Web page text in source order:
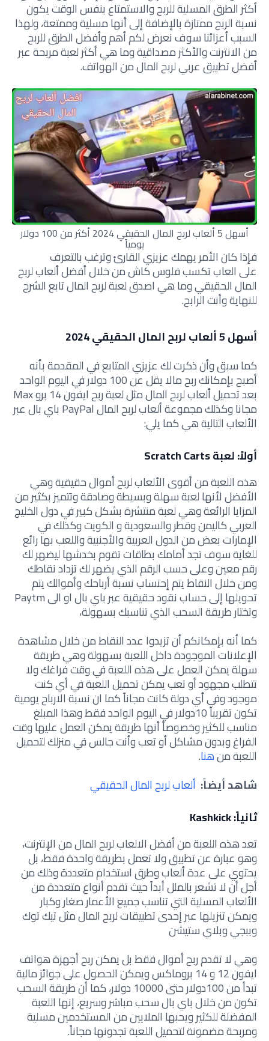
أكثر الطرق المسلية للربح والاستمتاع بنفس الوقت يكون
نسبة الربح ممتازة بالإضافة إلى أنها مسلية وممتعة، ولهذا
السبب أعزائنا سوف نعرض لكم أهم وأفضل الطرق للربح
من الانترنت والأكثر مصداقية وما هيأكثر لعبة مربحة عبر
أفضلتطبيق عربي لربح المال من الهواتف.
أسهل 5 ألعاب لربح المال الحقيقي 2024 أكثر من 100 دولار
يومياً
فإذا كان الأمر يهمك عزيزي القارئ وترغب بالتعرف
علىالعاب تكسب فلوس كاش من خلالأفضل ألعاب لربح
المال الحقيقي وما هي اصدق لعبة لربح المالتابع الشرح
للنهاية وأنت الرابح.
أسهل 5 ألعاب لربح المال الحقيقي 2024
كما سبق وأن ذكرت لك عزيزي المتابع في المقدمة بأنه
أصبح بإمكانك ربح مالا يقل عن 100 دولار في اليوم الواحد
بعدتحميل ألعاب لربح المال مثل لعبة ربح ايفون 14 برو Max
مجانا وكذلك مجموعة ألعاب لربح المال PayPal باي بال عبر
الألعاب التالية هي كما يلي:
أولاً: لعبة Scratch Carts
هذه اللعبة من أقوى الألعاب لربح أموال حقيقية وهي
الأفضل لأنها لعبة سهلة وبسيطة وصادقة وتتميز بكثير من
المزايا الرائعة وهي لعبة منتشرة بشكل كبير في دول الخليج
العربي كاليمن وقطر والسعودية و الكويت وكذلك في
الإمارات بعض من الدول العربية والأجنبية واللعب بها رائع
للغاية سوف تجد أمامك بطاقات تقوم بخدشها ليضهر لك
رقم معين وعلى حسب الرقم الذي يضهر لك تزداد نقاطك
ومن خلال النقاط يتم إحتساب نسبة أرباحك وأموالك يتم
تحويلها إلى حساب نقود حقيقية عبر باي بال او الى Paytm
وتختار طريقة السحب الذي تناسبك بسهولة،
كما أنه بإمكانكم أن تزيدوا عدد النقاط من خلال مشاهدة
الإعلانات الموجودة داخل اللعبة بسهولة وهي طريقة
سهلة يمكن العمل على هذه اللعبة في وقت فراغك ولا
تتطلب مجهود أو تعب يمكن تحميل اللعبة في أي كنت
موجود وفي أي دولة كانت مجاناً كما ان نسبة الارباح يومية
تكون تقريباً 10دولار في اليوم الواحد فقط وهذا المبلغ
مناسب للكثير وخصوصاً أنها طريقة يمكن العمل عليها وقت
الفراغ وبدون مشاكل أو تعب وأنت جالس في منزلك لتحميل
اللعبة منهنا.
شاهد أيضاً: ألعاب لربح المال الحقيقي
ثانياً: Kashkick
تعد هذه اللعبة من أفضل الالعاب لربح المال من الإنترنت،
وهو عبارة عن تطبيق ولا تعمل بطريقة واحدة فقط، بل
يحتوي على عدة ألعاب وطرق استخدام متعددة وذلك من
أجل أن لا تشعر بالملل أبداً حيث تقدم أنواع متعددة من
الألعاب المسلية التي تناسب جميع الأعمار صغار وكبار
ويمكن تنزيلها عبر إحدىتطبيقات لربح المال مثل تيك توك
وببجي وبلاي ستيشن
وهي لا تقدم ربح أموال فقط بل يمكن ربح أجهزة هواتف
ايفون 12 و 14 بروماكس ويمكن الحصول على جوائز مالية
تبدأ من 100دولار حتى 10000 دولار، كما أن طريقة السحب
تكون من خلال باي بال سحب مباشر وسريع،إنها اللعبة
المفضلة للكثير ويحبها الملايين من المستخدمين مسلية
ومربحة مضمونة لتحميل اللعبة تجدونها مجاناً.